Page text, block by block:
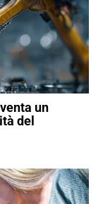
un
del